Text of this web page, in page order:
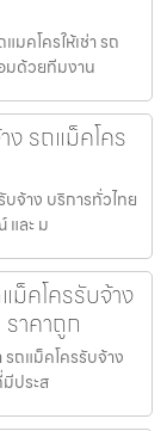
คโครให้เช่า รถ
มด้วยทีมงาน
รถแม็คโคร
จ้าง บริการทั่วไทย
และ ม
ม็คโครรับจ้าง
าคาถูก
ถแม็คโครรับจ้าง
ประส